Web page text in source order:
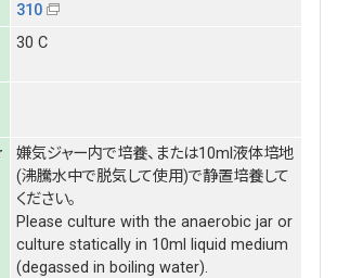
310
30 C
嫌気ジャー内で培養、または10ml液体培地
(沸騰水中で脱気して使用)で静置培養して
ください。
Please culture with the anaerobic jar or
culture statically in 10ml liquid medium
(degassed in boiling water).